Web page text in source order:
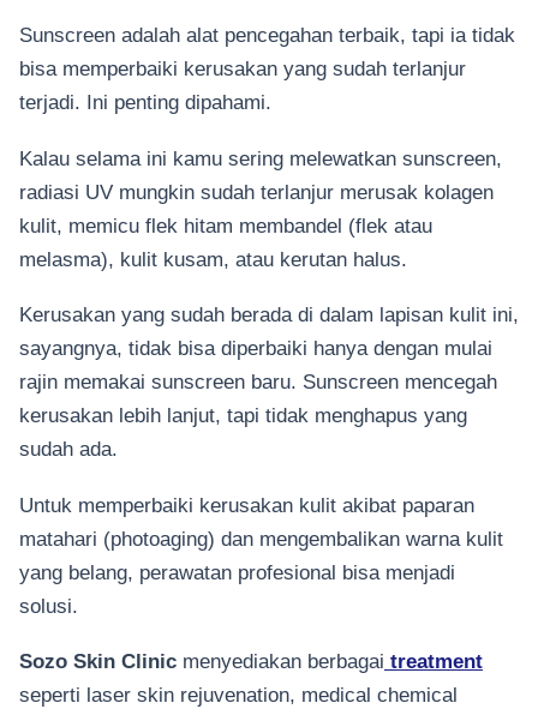
Sunscreen adalah alat pencegahan terbaik, tapi ia tidak
bisa memperbaiki kerusakan yang sudah terlanjur
terjadi. Ini penting dipahami.
Kalau selama ini kamu sering melewatkan sunscreen,
radiasi UV mungkin sudah terlanjur merusak kolagen
kulit, memicu flek hitam membandel (flek atau
melasma), kulit kusam, atau kerutan halus.
Kerusakan yang sudah berada di dalam lapisan kulit ini,
sayangnya, tidak bisa diperbaiki hanya dengan mulai
rajin memakai sunscreen baru. Sunscreen mencegah
kerusakan lebih lanjut, tapi tidak menghapus yang
sudah ada.
Untuk memperbaiki kerusakan kulit akibat paparan
matahari (photoaging) dan mengembalikan warna kulit
yang belang, perawatan profesional bisa menjadi
solusi.
Sozo Skin Clinic menyediakan berbagai treatment
seperti laser skin rejuvenation, medical chemical